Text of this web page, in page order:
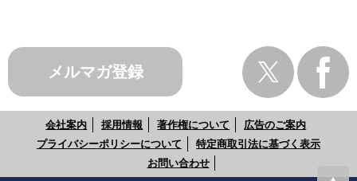
メルマガ登録
会社案内 採用情報 著作権について
広告のご案内
プライバシーポリシーについて
特定商取引法に基づく表示
お問い合わせ